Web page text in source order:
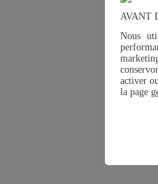
AVANT
Nous
activer
la page